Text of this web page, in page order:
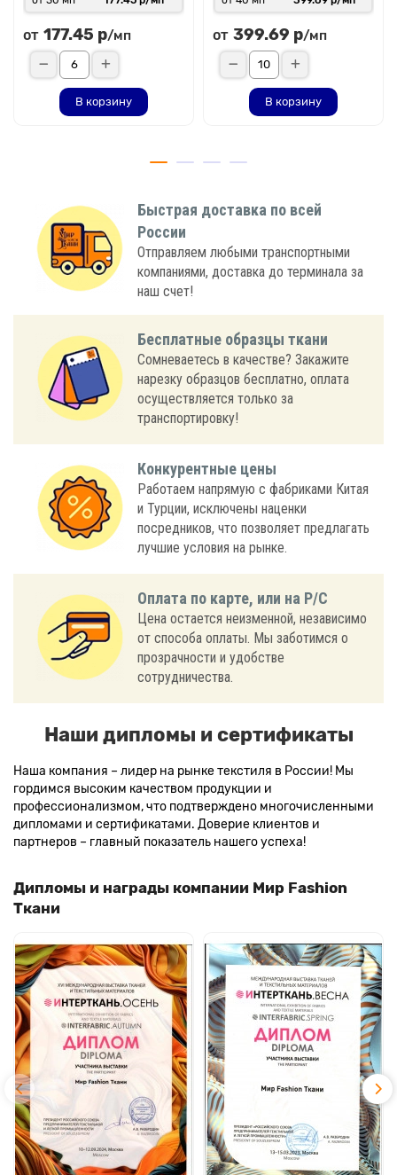
от 177.45 р/мп
В корзину
от 399.69 р/мп
В корзину
Быстрая доставка по всей
России
Отправляем любыми транспортными
компаниями, доставка до терминала за
наш счет!
Бесплатные образцы ткани
Сомневаетесь в качестве? Закажите
нарезку образцов бесплатно, оплата
осуществляется только за
транспортировку!
Конкурентные цены
Работаем напрямую с фабриками Китая
и Турции, исключены наценки
посредников, что позволяет предлагать
лучшие условия на рынке.
Оплата по карте, или на Р/С
Цена остается неизменной, независимо
от способа оплаты. Мы заботимся о
прозрачности и удобстве
сотрудничества.
Наши дипломы и сертификаты
Наша компания – лидер на рынке текстиля в России! Мы
гордимся высоким качеством продукции и
профессионализмом, что подтверждено многочисленными
дипломами и сертификатами. Доверие клиентов и
партнеров – главный показатель нашего успеха!
Дипломы и награды компании Мир Fashion
Ткани